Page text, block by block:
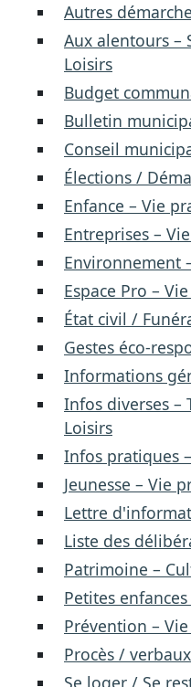
Autres
Aux alentours –
Loisirs
Budget
Bulletin
Conseil
Élections /
Enfance – Vie
Entreprises –
Environnement
Espace Pro –
État civil /
Gestes éco-
Informations
Infos diverses –
Loisirs
Infos pratiques
Jeunesse – Vie
Lettre
Liste des
Patrimoine –
Petites
Prévention –
Procès /
Se loger / Se